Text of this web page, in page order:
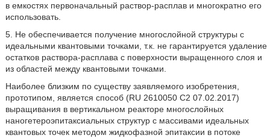
в емкостях первоначальный раствор-расплав и многократно его
использовать.
5. Не обеспечивается получение многослойной структуры с
идеальными квантовыми точками, т.к. не гарантируется удаление
остатков раствора-расплава с поверхности выращенного слоя и
из областей между квантовыми точками.
Наиболее близким по существу заявляемого изобретения,
прототипом, является способ (RU 2610050 С2 07.02.2017)
выращивания в вертикальном реакторе многослойных
наногетероэпитаксиальных структур с массивами идеальных
квантовых точек методом жидкофазной эпитаксии в потоке